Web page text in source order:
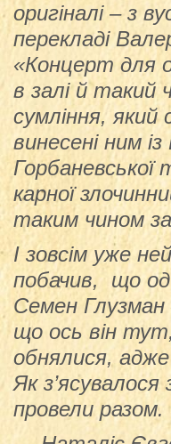
оригіналі – з
перекладі
«Концерт для
в залі й такий
сумління, який
винесені ним із
Горбаневської
карної
таким чином
І зовсім уже
побачив, що
Семен Глузман
що ось він
обнялися,
Як
провели разом.